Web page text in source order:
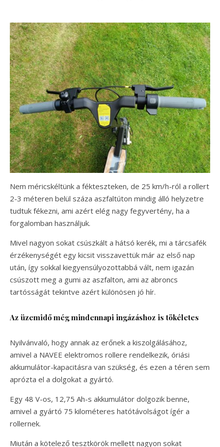
Nem méricskéltünk a fékteszteken, de 25 km/h-ról a rollert
2-3 méteren belül száza aszfaltúton mindig álló helyzetre
tudtuk fékezni, ami azért elég nagy fegyvertény, ha a
forgalomban használjuk.
Mivel nagyon sokat csúszkált a hátsó kerék, mi a tárcsafék
érzékenységét egy kicsit visszavettük már az első nap
után, így sokkal kiegyensúlyozottabbá vált, nem igazán
csúszott meg a gumi az aszfalton, ami az abroncs
tartósságát tekintve azért különösen jó hír.
Az üzemidő még mindennapi ingázáshoz is tökéletes
Nyilvánvaló, hogy annak az erőnek a kiszolgálásához,
amivel a NAVEE elektromos rollere rendelkezik, óriási
akkumulátor-kapacitásra van szükség, és ezen a téren sem
aprózta el a dolgokat a gyártó.
Egy 48 V-os, 12,75 Ah-s akkumulátor dolgozik benne,
amivel a gyártó 75 kilométeres hatótávolságot ígér a
rollernek.
Miután a kötelező tesztkörök mellett nagyon sokat